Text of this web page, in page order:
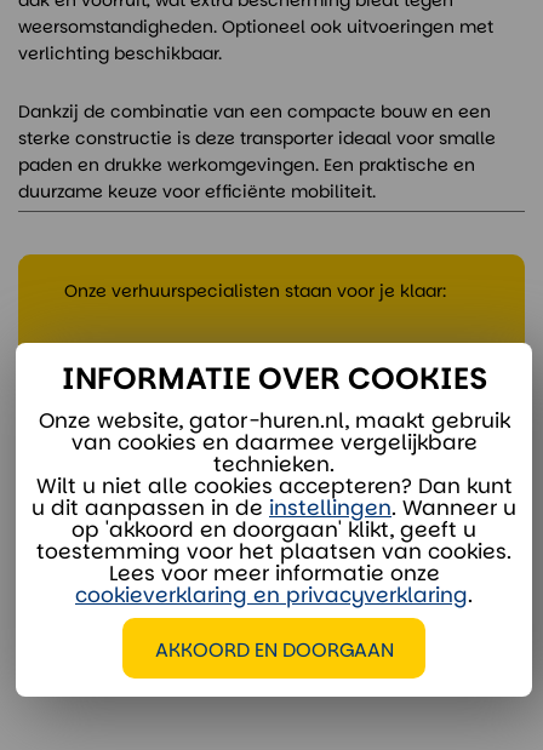
weersomstandigheden. Optioneel ook uitvoeringen met
verlichting beschikbaar.
Dankzij de combinatie van een compacte bouw en een
sterke constructie is deze transporter ideaal voor smalle
paden en drukke werkomgevingen. Een praktische en
duurzame keuze voor efficiënte mobiliteit.
Onze verhuurspecialisten staan voor je klaar:
Whatsapp
EXTRA OPTIES
INFORMATIE OVER COOKIES
Onze website, gator-huren.nl, maakt gebruik
van cookies en daarmee vergelijkbare
technieken.
Wilt u niet alle cookies accepteren? Dan kunt
u dit aanpassen in de instellingen. Wanneer u
op 'akkoord en doorgaan' klikt, geeft u
toestemming voor het plaatsen van cookies.
Lees voor meer informatie onze
cookieverklaring en privacyverklaring.
AKKOORD EN DOORGAAN